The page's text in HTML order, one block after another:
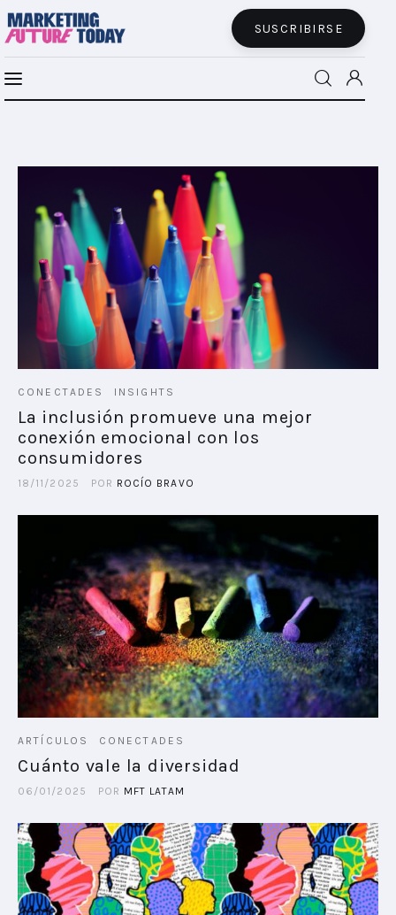
SUSCRIBIRSE
MFT+
INSIGHTS
FUTURE BRAND LAB
EVENTOS
CONECTADES
PODCAST
PLAYBOOKS
NOVEDADES DE LOS MIEMBROS
CONECTADES INSIGHTS
La inclusión promueve una mejor
conexión emocional con los
consumidores
18/11/2025 POR ROCÍO BRAVO
ARTÍCULOS CONECTADES
Cuánto vale la diversidad
06/01/2025 POR MFT LATAM